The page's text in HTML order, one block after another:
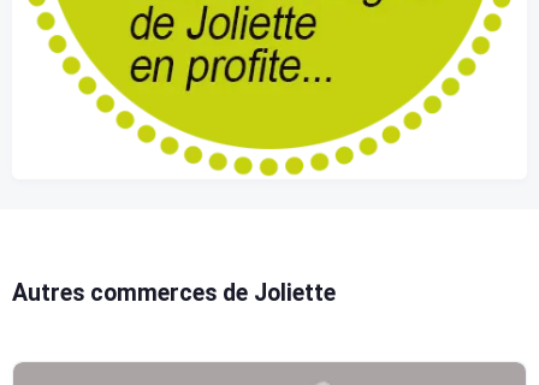
Autres commerces de Joliette